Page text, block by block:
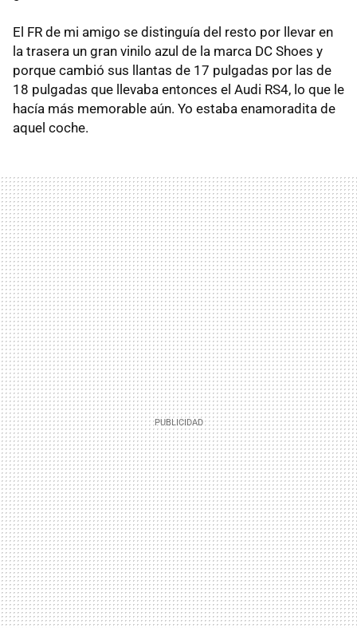
El FR de mi amigo se distinguía del resto por llevar en
la trasera un gran vinilo azul de la marca DC Shoes y
porque cambió sus llantas de 17 pulgadas por las de
18 pulgadas que llevaba entonces el Audi RS4, lo que le
hacía más memorable aún. Yo estaba enamoradita de
aquel coche.